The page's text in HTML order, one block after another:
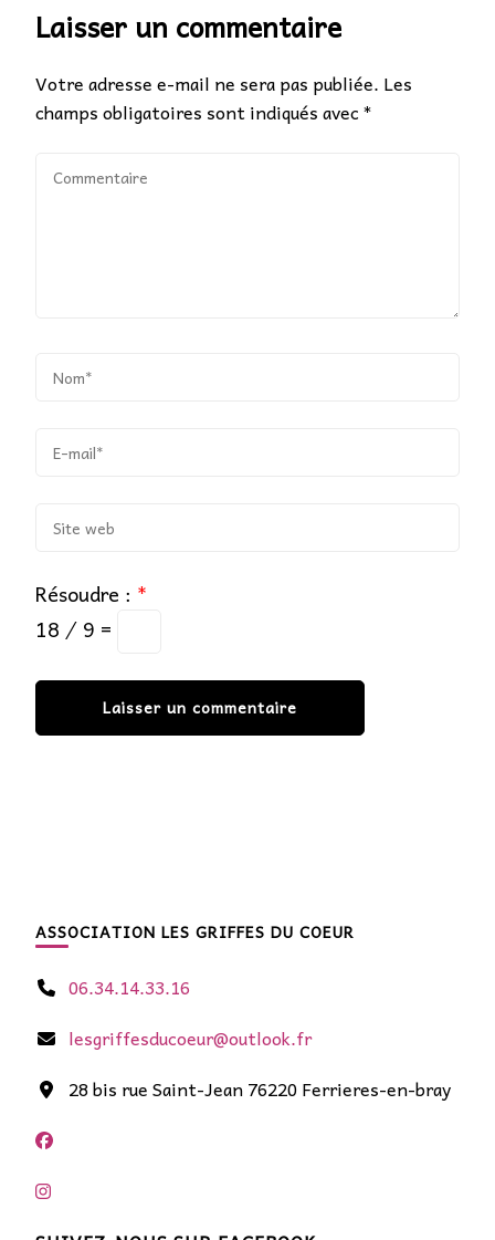
Laisser un commentaire
Votre adresse e-mail ne sera pas publiée. Les
champs obligatoires sont indiqués avec*
Résoudre : *
18 ⁄ 9 =
ASSOCIATION LES GRIFFES DU COEUR
06.34.14.33.16
lesgriffesducoeur@outlook.fr
28 bis rue Saint-Jean 76220 Ferrieres-en-bray